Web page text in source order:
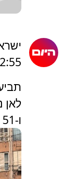
ו-51 מיליון ש"ח?